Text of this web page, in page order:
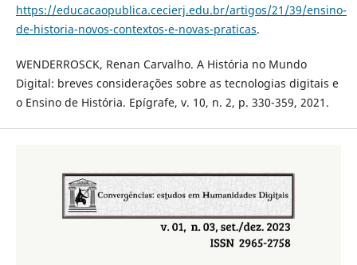
https://educacaopublica.cecierj.edu.br/artigos/21/39/ensino-
de-historia-novos-contextos-e-novas-praticas.
WENDERROSCK, Renan Carvalho. A História no Mundo
Digital: breves considerações sobre as tecnologias digitais e
o Ensino de História. Epígrafe, v. 10, n. 2, p. 330-359, 2021.